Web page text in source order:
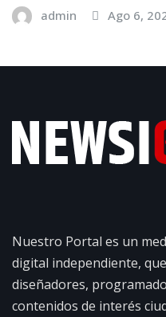
admin Ago 6,
Nuestro Portal es un
digital independiente,
diseñadores,
contenidos de interés